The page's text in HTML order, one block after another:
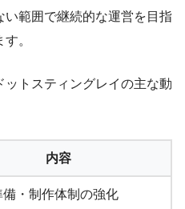
範囲で継続的な運営を目指
。
トスティングレイの主な動
内容
備・制作体制の強化